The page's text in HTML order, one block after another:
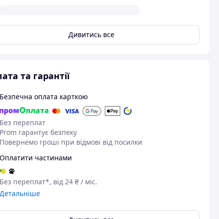
Дивитись все
та гарантії
Безпечна оплата карткою
Без переплат
Prom гарантує безпеку
Повернемо гроші при відмові від посилки
Оплатити частинами
Без переплат*, від 24 ₴ / міс.
Детальніше